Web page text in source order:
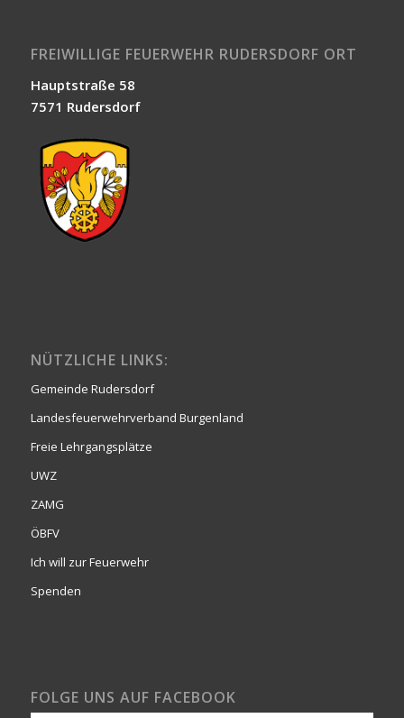
FREIWILLIGE FEUERWEHR RUDERSDORF ORT
Hauptstraße 58
7571 Rudersdorf
NÜTZLICHE LINKS:
Gemeinde Rudersdorf
Landesfeuerwehrverband Burgenland
Freie Lehrgangsplätze
UWZ
ZAMG
ÖBFV
Ich will zur Feuerwehr
Spenden
FOLGE UNS AUF FACEBOOK